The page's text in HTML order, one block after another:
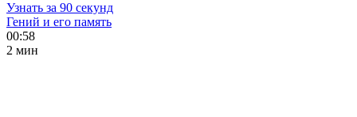
Узнать за 90 секунд
Гений и его память
00:58
2 мин